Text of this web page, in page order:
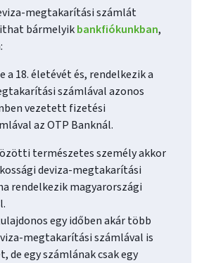
megtakarítási számlát
bármelyikbankfiókunkban,
18. életévét és, rendelkezik a
számlával azonos
vezetett fizetési
az OTP Banknál.
természetes személy akkor
deviza-megtakarítási
rendelkezik magyarországi
egy időben akár több
megtakarítási számlával is
de egy számlának csak egy